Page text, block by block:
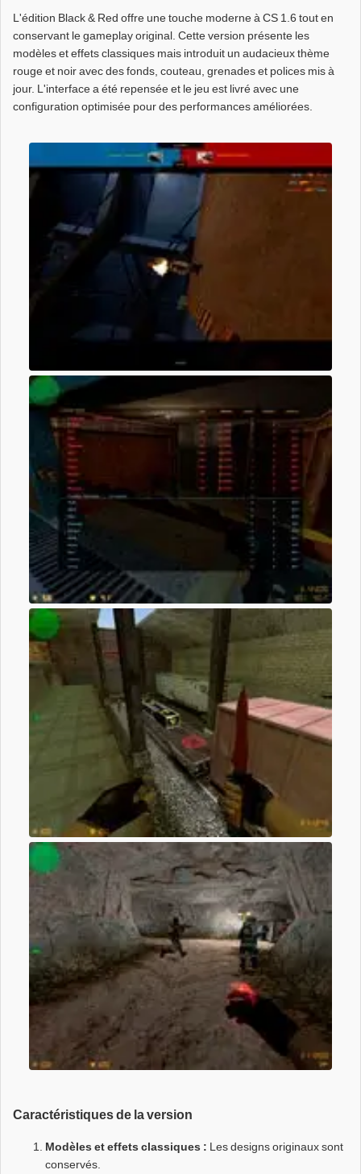
L'édition Black & Red offre une touche moderne à CS 1.6 tout en
conservant le gameplay original. Cette version présente les
modèles et effets classiques mais introduit un audacieux thème
rouge et noir avec des fonds, couteau, grenades et polices mis à
jour. L'interface a été repensée et le jeu est livré avec une
configuration optimisée pour des performances améliorées.
Caractéristiques de la version
Modèles et effets classiques : Les designs originaux sont
conservés.